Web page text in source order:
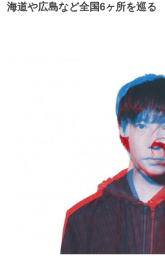
海道や広島など全国6ヶ所を巡る